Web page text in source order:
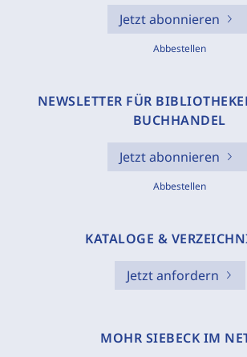
Jetzt abonnieren
Abbestellen
NEWSLETTER FÜR
BUCHHANDEL
Jetzt abonnieren
Abbestellen
KATALOGE &
Jetzt anfordern
MOHR SIEBECK IM